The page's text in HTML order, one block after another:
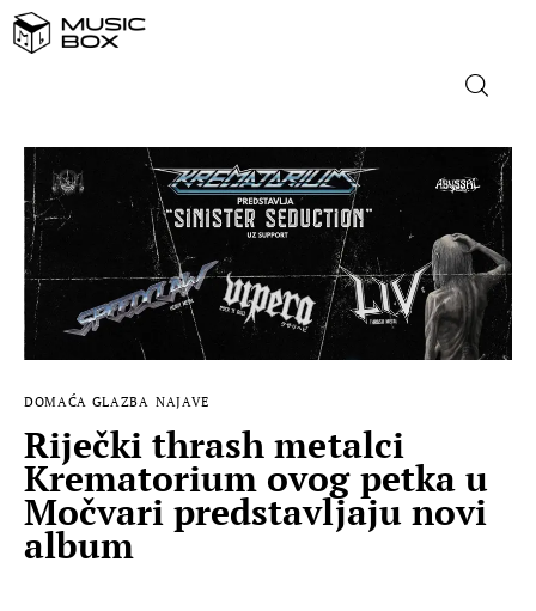
NASLOVNICA
DOMAĆA GLAZBA
STRANA GLAZBA
FILM
MUSIC BOX
DOMAĆA GLAZBA NAJAVE
Riječki thrash metalci
Krematorium ovog petka u
Močvari predstavljaju novi
album